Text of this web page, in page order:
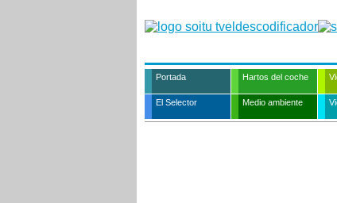
Portada Hartos del coche
El Selector Medio ambiente